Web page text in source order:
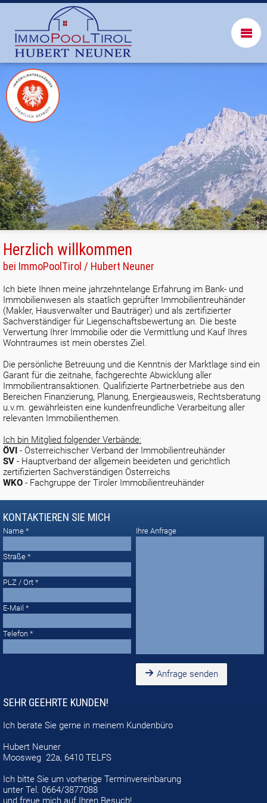
Herzlich willkommen
bei ImmoPoolTirol / Hubert Neuner
Ich biete Ihnen meine jahrzehntelange Erfahrung im Bank- und
Immobilienwesen als staatlich geprüfter Immobilientreuhänder
(Makler, Hausverwalter und Bauträger) und als zertifizierter
Sachverständiger für Liegenschaftsbewertung an. Die beste
Verwertung Ihrer Immobilie oder die Vermittlung und Kauf Ihres
Wohntraumes ist mein oberstes Ziel.
Die persönliche Betreuung und die Kenntnis der Marktlage sind ein
Garant für die zeitnahe, fachgerechte Abwicklung aller
Immobilientransaktionen. Qualifizierte Partnerbetriebe aus den
Bereichen Finanzierung, Planung, Energieausweis, Rechtsberatung
u.v.m. gewährleisten eine kundenfreundliche Verarbeitung aller
relevanten Immobilienthemen.
Ich bin Mitglied folgender Verbände:
ÖVI - Österreichischer Verband der Immobilientreuhänder
SV - Hauptverband der allgemein beeideten und gerichtlich
zertifizierten Sachverständigen Österreichs
WKO - Fachgruppe der Tiroler Immobilientreuhänder
KONTAKTIEREN SIE MICH
Name
Straße
PLZ / Ort
E-Mail
Telefon
Ihre Anfrage
Anfrage senden
SEHR GEEHRTE KUNDEN!
Ich berate Sie gerne in meinem Kundenbüro
Hubert Neuner
Moosweg 22a, 6410 TELFS
Ich bitte Sie um vorherige Terminvereinbarung
unter Tel. 0664/3877088
und freue mich auf Ihren Besuch!